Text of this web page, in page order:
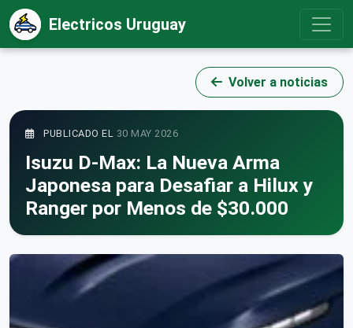
Electricos Uruguay
Volver a noticias
PUBLICADO EL 30 MAY 2026
Isuzu D-Max: La Nueva Arma
Japonesa para Desafiar a Hilux y
Ranger por Menos de $30.000